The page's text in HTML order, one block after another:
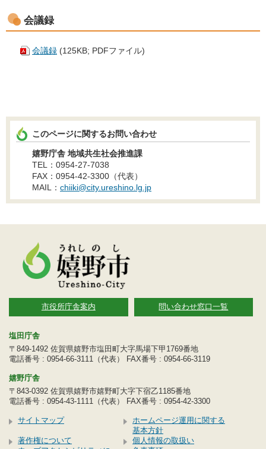
会議録
会議録 (125KB; PDFファイル)
このページに関するお問い合わせ
嬉野庁舎 地域共生社会推進課
TEL：0954-27-7038
FAX：0954-42-3300（代表）
MAIL： chiiki@city.ureshino.lg.jp
市役所庁舎案内 問い合わせ窓口一覧
塩田庁舎
〒849-1492 佐賀県嬉野市塩田町大字馬場下甲1769番地
電話番号 : 0954-66-3111（代表） FAX番号 : 0954-66-3119
嬉野庁舎
〒843-0392 佐賀県嬉野市嬉野町大字下宿乙1185番地
電話番号 : 0954-43-1111（代表） FAX番号 : 0954-42-3300
サイトマップ
ホームページ運用に関する
基本方針
著作権について
個人情報の取扱い